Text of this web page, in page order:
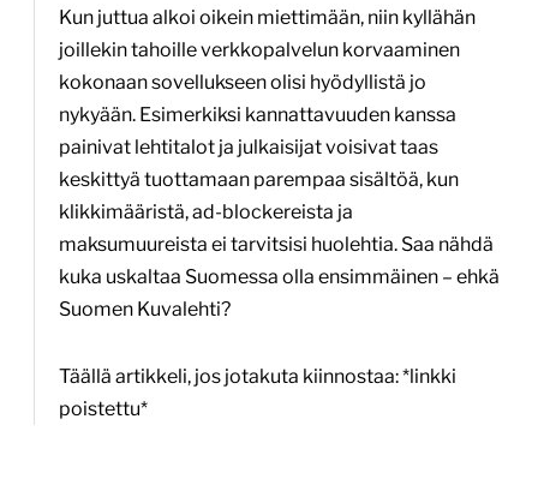
Kun juttua alkoi oikein miettimään, niin kyllähän
joillekin tahoille verkkopalvelun korvaaminen
kokonaan sovellukseen olisi hyödyllistä jo
nykyään. Esimerkiksi kannattavuuden kanssa
painivat lehtitalot ja julkaisijat voisivat taas
keskittyä tuottamaan parempaa sisältöä, kun
klikkimääristä, ad-blockereista ja
maksumuureista ei tarvitsisi huolehtia. Saa nähdä
kuka uskaltaa Suomessa olla ensimmäinen – ehkä
Suomen Kuvalehti?
Täällä artikkeli, jos jotakuta kiinnostaa: *linkki
poistettu*